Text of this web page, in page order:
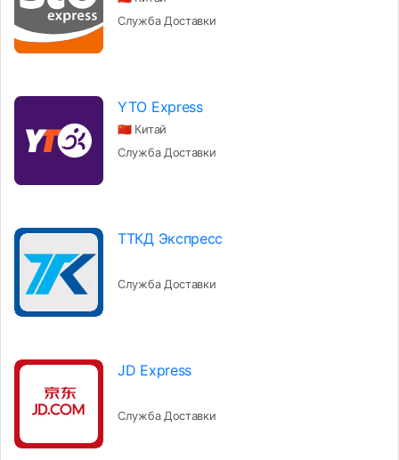
Служба Доставки
YTO Express
🇨🇳 Китай
Служба Доставки
ТТКД Экспресс
Служба Доставки
JD Express
Служба Доставки